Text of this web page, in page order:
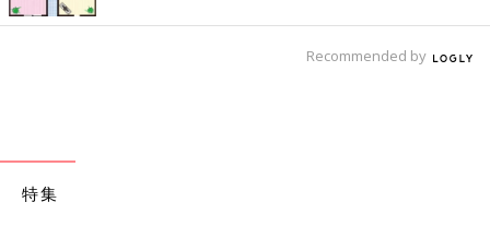
Recommended by
特集